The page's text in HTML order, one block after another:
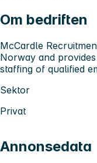
Om bedriften
McCardle
Norway and
staffing of qualified
Sektor
Privat
Annonsedata